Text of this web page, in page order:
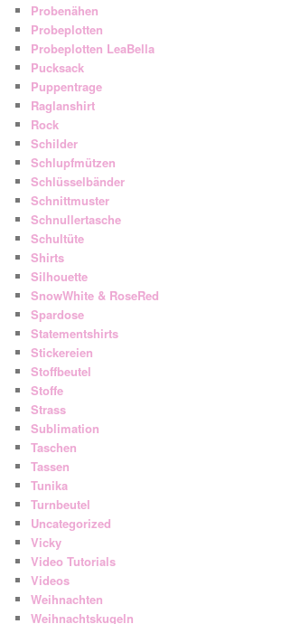
Probenähen
Probeplotten
Probeplotten LeaBella
Pucksack
Puppentrage
Raglanshirt
Rock
Schilder
Schlupfmützen
Schlüsselbänder
Schnittmuster
Schnullertasche
Schultüte
Shirts
Silhouette
SnowWhite & RoseRed
Spardose
Statementshirts
Stickereien
Stoffbeutel
Stoffe
Strass
Sublimation
Taschen
Tassen
Tunika
Turnbeutel
Uncategorized
Vicky
Video Tutorials
Videos
Weihnachten
Weihnachtskugeln